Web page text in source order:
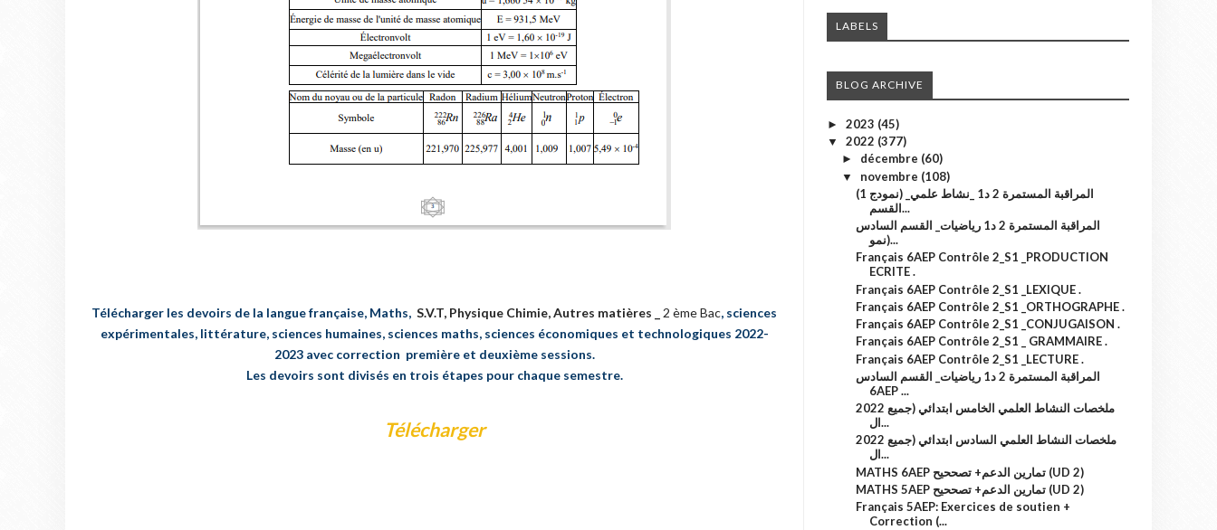
Télécharger les devoirs de la langue française, Maths, S.V.T, Physique Chimie, Autres matières _ 2 ème Bac, sciences
expérimentales, littérature, sciences humaines, sciences maths, sciences économiques et technologiques 2022-
2023 avec correction première et deuxième sessions.
Les devoirs sont divisés en trois étapes pour chaque semestre.
Télécharger
LABELS
BLOG ARCHIVE
► 2023 (45)
▼ 2022 (377)
► décembre (60)
▼ novembre (108)
(نمودج 1) المراقبة المستمرة 2 د1 _نشاط علمي_
القسم...
المراقبة المستمرة 2 د1 رياضيات_ القسم السادس
(نمو...
Français 6AEP Contrôle 2_S1 _PRODUCTION
ECRITE .
Français 6AEP Contrôle 2_S1 _LEXIQUE .
Français 6AEP Contrôle 2_S1 _ORTHOGRAPHE .
Français 6AEP Contrôle 2_S1 _CONJUGAISON .
Français 6AEP Contrôle 2_S1 _ GRAMMAIRE .
Français 6AEP Contrôle 2_S1 _LECTURE .
المراقبة المستمرة 2 د1 رياضيات_ القسم السادس
6AEP ...
2022 ملخصات النشاط العلمي الخامس ابتدائي (جميع
ال...
2022 ملخصات النشاط العلمي السادس ابتدائي (جميع
ال...
MATHS 6AEP تمارين الدعم+ تصححيح (UD 2)
MATHS 5AEP تمارين الدعم+ تصححيح (UD 2)
Français 5AEP: Exercices de soutien +
Correction (...